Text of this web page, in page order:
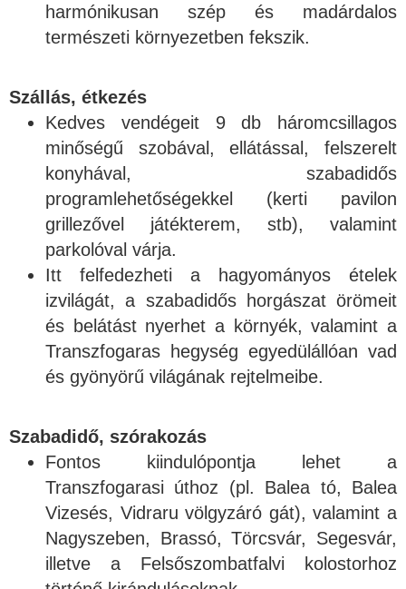
harmónikusan szép és madárdalos
természeti környezetben fekszik.
Szállás, étkezés
Kedves vendégeit 9 db háromcsillagos
minőségű szobával, ellátással, felszerelt
konyhával, szabadidős
programlehetőségekkel (kerti pavilon
grillezővel játékterem, stb), valamint
parkolóval várja.
Itt felfedezheti a hagyományos ételek
izvilágát, a szabadidős horgászat örömeit
és belátást nyerhet a környék, valamint a
Transzfogaras hegység egyedülállóan vad
és gyönyörű világának rejtelmeibe.
Szabadidő, szórakozás
Fontos kiindulópontja lehet a
Transzfogarasi úthoz (pl. Balea tó, Balea
Vizesés, Vidraru völgyzáró gát), valamint a
Nagyszeben, Brassó, Törcsvár, Segesvár,
illetve a Felsőszombatfalvi kolostorhoz